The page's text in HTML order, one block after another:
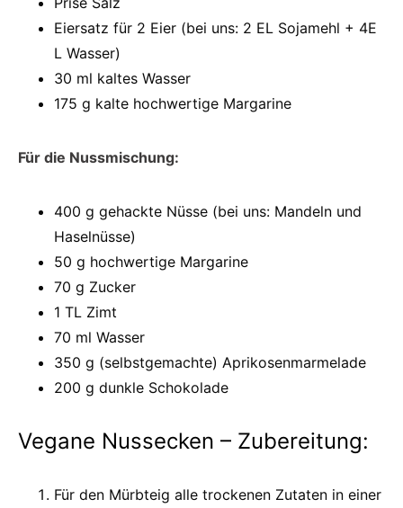
Eiersatz für 2 Eier (bei uns: 2 EL Sojamehl + 4E
L Wasser)
30 ml kaltes Wasser
175 g kalte hochwertige Margarine
Für die Nussmischung:
400 g gehackte Nüsse (bei uns: Mandeln und
Haselnüsse)
50 g hochwertige Margarine
70 g Zucker
1 TL Zimt
70 ml Wasser
350 g (selbstgemachte) Aprikosenmarmelade
200 g dunkle Schokolade
Vegane Nussecken – Zubereitung:
Für den Mürbteig alle trockenen Zutaten in einer